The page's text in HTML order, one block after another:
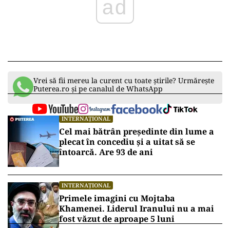
ad
Vrei să fii mereu la curent cu toate știrile? Urmărește
Puterea.ro și pe canalul de WhatsApp
INTERNAȚIONAL
Cel mai bătrân președinte din lume a
plecat în concediu și a uitat să se
întoarcă. Are 93 de ani
INTERNAȚIONAL
Primele imagini cu Mojtaba
Khamenei. Liderul Iranului nu a mai
fost văzut de aproape 5 luni